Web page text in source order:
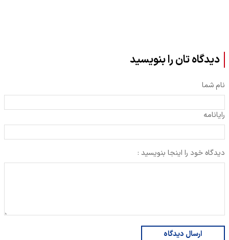
دیدگاه تان را بنویسید
نام شما
رایانامه
دیدگاه خود را اینجا بنویسید :
ارسال دیدگاه